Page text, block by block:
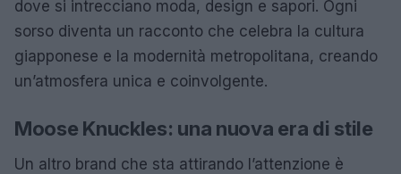
dove si intrecciano moda, design e sapori. Ogni
sorso diventa un racconto che celebra la cultura
giapponese e la modernità metropolitana, creando
un’atmosfera unica e coinvolgente.
Moose Knuckles: una nuova era di stile
Un altro brand che sta attirando l’attenzione è